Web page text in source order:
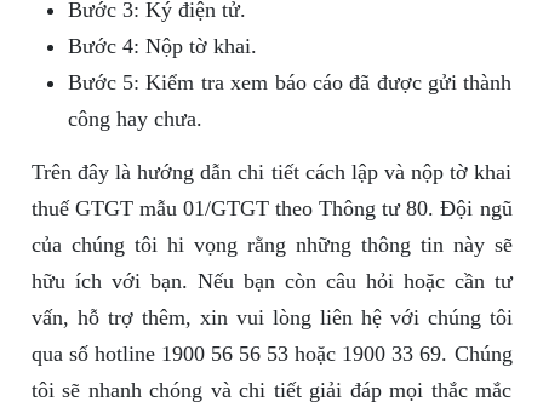
Bước 3: Ký điện tử.
Bước 4: Nộp tờ khai.
Bước 5: Kiểm tra xem báo cáo đã được gửi thành
công hay chưa.
Trên đây là hướng dẫn chi tiết cách lập và nộp tờ khai
thuế GTGT mẫu 01/GTGT theo Thông tư 80. Đội ngũ
của chúng tôi hi vọng rằng những thông tin này sẽ
hữu ích với bạn. Nếu bạn còn câu hỏi hoặc cần tư
vấn, hỗ trợ thêm, xin vui lòng liên hệ với chúng tôi
qua số hotline 1900 56 56 53 hoặc 1900 33 69. Chúng
tôi sẽ nhanh chóng và chi tiết giải đáp mọi thắc mắc